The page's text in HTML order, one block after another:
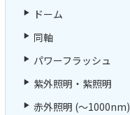
ドーム
同軸
パワーフラッシュ
紫外照明・紫照明
赤外照明 (～1000nm)